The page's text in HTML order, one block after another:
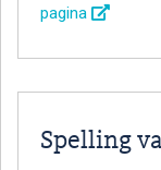
pagina
Spelling